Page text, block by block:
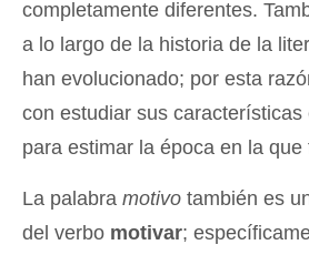
completamente diferentes.
a lo largo de la historia de la
han evolucionado; por esta
con estudiar sus características
para estimar la época en la que
La palabra motivo también es
del verbo motivar;